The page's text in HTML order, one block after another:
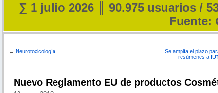
∑ 1 julio 2026 ║ 90.975 usuarios /
Fuente:
← Neurotoxicología
Se amplía el plazo
resúmenes a
Nuevo Reglamento EU de productos